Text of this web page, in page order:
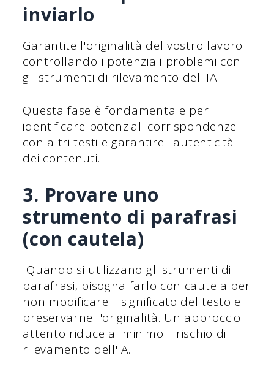
inviarlo
Garantite l'originalità del vostro lavoro
controllando i potenziali problemi con
gli strumenti di rilevamento dell'IA.
Questa fase è fondamentale per
identificare potenziali corrispondenze
con altri testi e garantire l'autenticità
dei contenuti.
3. Provare uno
strumento di parafrasi
(con cautela)
Quando si utilizzano gli strumenti di
parafrasi, bisogna farlo con cautela per
non modificare il significato del testo e
preservarne l'originalità. Un approccio
attento riduce al minimo il rischio di
rilevamento dell'IA.